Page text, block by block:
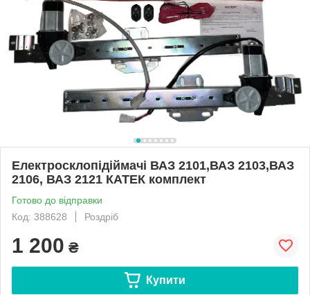
Електросклопідіймачі ВАЗ 2101,ВАЗ 2103,ВАЗ
2106, ВАЗ 2121 КАТЕК комплект
Готово до відправки
Код: 388628
Роздріб
1 200 ₴
Купити